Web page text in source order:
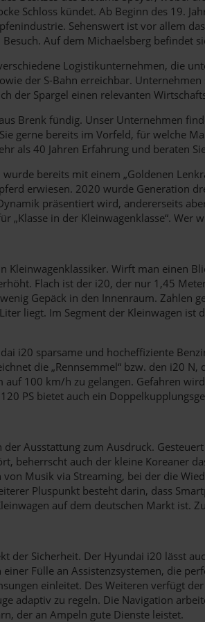
Schloss kündet. Ab Beginn des 19.
Sehenswert ist vor allem
Auf dem Michaelsberg befindet
Logistikunternehmen, die
der S-Bahn erreichbar.
der Spargel einen relevanten
Brenk fündig. Unser Unternehmen
gerne bereits im Vorfeld, für welche
als 40 Jahren Erfahrung und beraten
bereits mit einem „Goldenen
erwiesen. 2020 wurde Generation
präsentiert wird, andererseits
in der Kleinwagenklasse“. Wer
Wirft man einen
Flach ist der i20, der nur 1,45
Gepäck in den Innenraum. Zahlen
liegt. Im Segment der Kleinwagen
i20 sparsame und hocheffiziente
die „Rennsemmel“ bzw. den i20
100 km/h zu gelangen. Gefahren
PS bietet auch ein
Ausstattung zum Ausdruck.
beherrscht auch der kleine
Musik via Streaming, bei der die
Pluspunkt besteht darin, dass
auf dem deutschen Markt ist.
der Sicherheit. Der Hyundai i20 lässt
Fülle an Assistenzsystemen, die
einleitet. Des Weiteren verfügt
adaptiv zu regeln. Die Navigation
der an Ampeln gute Dienste leistet.